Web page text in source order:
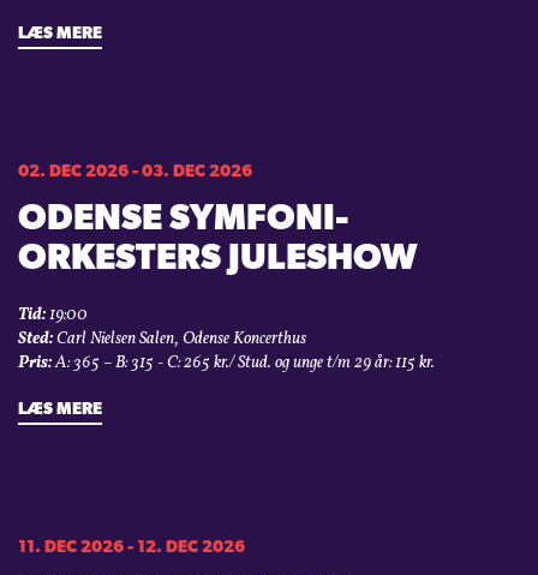
LÆS MERE
02. DEC 2026 - 03. DEC 2026
ODENSE SYMFONI­
ORKESTERS JULESHOW
Tid:19:00
Sted:Carl Nielsen Salen, Odense Koncerthus
Pris:A: 365 – B: 315 - C: 265 kr./ Stud. og unge t/m 29 år: 115 kr.
LÆS MERE
11. DEC 2026 - 12. DEC 2026